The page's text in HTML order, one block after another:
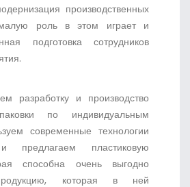
производственных
роль в этом играет и
подготовка сотрудников
разработку и производство
по индивидуальным
современные технологии
предлагаем пластиковую
способна очень выгодно
которая в ней